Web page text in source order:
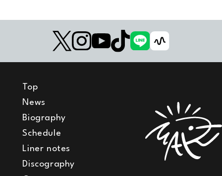
Top
News
Biography
Schedule
Liner notes
Discography